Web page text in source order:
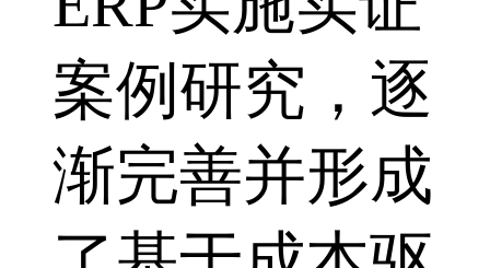
案例研究，逐
渐完善并形成